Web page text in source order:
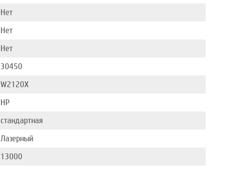
Нет
Нет
Нет
30450
W2120X
HP
стандартная
Лазерный
13000